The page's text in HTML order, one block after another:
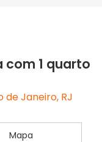
1 quarto
de Janeiro, RJ
Mapa